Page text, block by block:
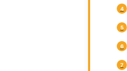
4
5
6
7